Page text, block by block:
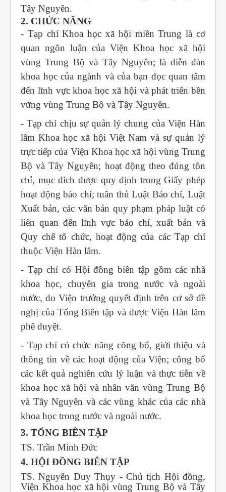
Tây Nguyên.
2. CHỨC NĂNG
- Tạp chí Khoa học xã hội miền Trung là cơ
quan ngôn luận của Viện Khoa học xã hội
vùng Trung Bộ và Tây Nguyên; là diễn đàn
khoa học của ngành và của bạn đọc quan tâm
đến lĩnh vực khoa học xã hội và phát triển bền
vững vùng Trung Bộ và Tây Nguyên.
- Tạp chí chịu sự quản lý chung của Viện Hàn
lâm Khoa học xã hội Việt Nam và sự quản lý
trực tiếp của Viện Khoa học xã hội vùng Trung
Bộ và Tây Nguyên; hoạt động theo đúng tôn
chỉ, mục đích được quy định trong Giấy phép
hoạt động báo chí; tuân thủ Luật Báo chí, Luật
Xuất bản, các văn bản quy phạm pháp luật có
liên quan đến lĩnh vực báo chí, xuất bản và
Quy chế tổ chức, hoạt động của các Tạp chí
thuộc Viện Hàn lâm.
- Tạp chí có Hội đồng biên tập gồm các nhà
khoa học, chuyên gia trong nước và ngoài
nước, do Viện trưởng quyết định trên cơ sở đề
nghị của Tổng Biên tập và được Viện Hàn lâm
phê duyệt.
- Tạp chí có chức năng công bố, giới thiệu và
thông tin về các hoạt động của Viện; công bố
các kết quả nghiên cứu lý luận và thực tiễn về
khoa học xã hội và nhân văn vùng Trung Bộ
và Tây Nguyên và các vùng khác của các nhà
khoa học trong nước và ngoài nước.
3. TỔNG BIÊN TẬP
TS. Trần Minh Đức
4. HỘI ĐỒNG BIÊN TẬP
TS. Nguyễn Duy Thụy - Chủ tịch Hội đồng,
Viện Khoa học xã hội vùng Trung Bộ và Tây